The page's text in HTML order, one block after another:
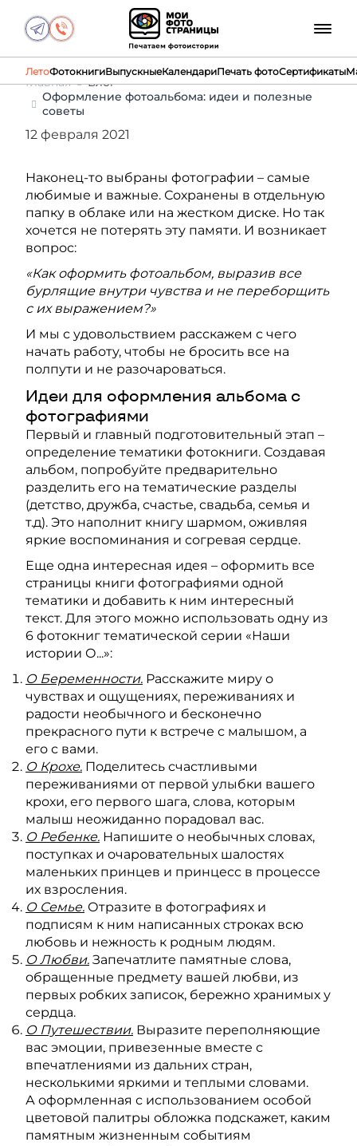
ЛетоФотокнигиВыпускныеКалендариПечать фотоСертификаты
Главная
Блог
Оформление фотоальбома: идеи и полезные
советы
12 февраля 2021
Наконец-то выбраны фотографии – самые
любимые и важные. Сохранены в отдельную
папку в облаке или на жестком диске. Но так
хочется не потерять эту памяти. И возникает
вопрос:
«Как оформить фотоальбом, выразив все
бурлящие внутри чувства и не переборщить
с их выражением?»
И мы с удовольствием расскажем с чего
начать работу, чтобы не бросить все на
полпути и не разочароваться.
Идеи для оформления альбома с
фотографиями
Первый и главный подготовительный этап –
определение тематики фотокниги. Создавая
альбом, попробуйте предварительно
разделить его на тематические разделы
(детство, дружба, счастье, свадьба, семья и
т.д). Это наполнит книгу шармом, оживляя
яркие воспоминания и согревая сердце.
Еще одна интересная идея – оформить все
страницы книги фотографиями одной
тематики и добавить к ним интересный
текст. Для этого можно использовать одну из
6 фотокниг тематической серии «Наши
истории О...»:
О Беременности. Расскажите миру о
чувствах и ощущениях, переживаниях и
радости необычного и бесконечно
прекрасного пути к встрече с малышом, а
его с вами.
О Крохе. Поделитесь счастливыми
переживаниями от первой улыбки вашего
крохи, его первого шага, слова, которым
малыш неожиданно порадовал вас.
О Ребенке. Напишите о необычных словах,
поступках и очаровательных шалостях
маленьких принцев и принцесс в процессе
их взросления.
О Семье. Отразите в фотографиях и
подписям к ним написанных строках всю
любовь и нежность к родным людям.
О Любви. Запечатлите памятные слова,
обращенные предмету вашей любви, из
первых робких записок, бережно хранимых у
сердца.
О Путешествии. Выразите переполняющие
вас эмоции, привезенные вместе с
впечатлениями из дальних стран,
несколькими яркими и теплыми словами.
А оформленная с использованием особой
цветовой палитры обложка подскажет, каким
памятным жизненным событиям